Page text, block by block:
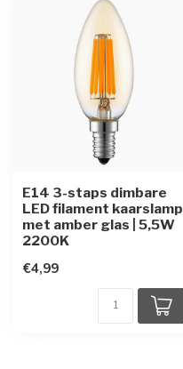
E14 3-staps dimbare
LED filament kaarslamp
met amber glas | 5,5W
2200K
€4,99